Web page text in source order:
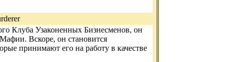
Клуба Узаконенных Бизнесменов, он
Вскоре, он становится
принимают его на работу в качестве